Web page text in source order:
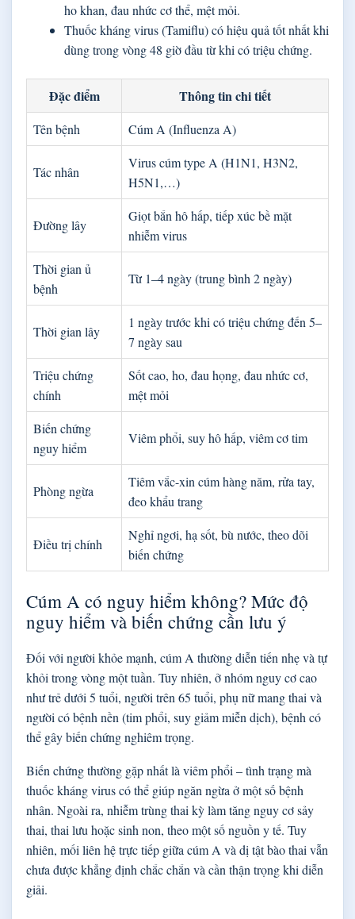
ho khan, đau nhức cơ thể, mệt mỏi.
Thuốc kháng virus (Tamiflu) có hiệu quả tốt nhất khi
dùng trong vòng 48 giờ đầu từ khi có triệu chứng.
Đặc điểm Thông tin chi tiết
Tên bệnh Cúm A (Influenza A)
Tác nhân
Virus cúm type A (H1N1, H3N2,
H5N1,…)
Đường lây
Giọt bắn hô hấp, tiếp xúc bề mặt
nhiễm virus
Thời gian ủ
bệnh
Từ 1–4 ngày (trung bình 2 ngày)
Thời gian lây
1 ngày trước khi có triệu chứng đến 5–
7 ngày sau
Triệu chứng
chính
Sốt cao, ho, đau họng, đau nhức cơ,
mệt mỏi
Biến chứng
nguy hiểm
Viêm phổi, suy hô hấp, viêm cơ tim
Phòng ngừa
Tiêm vắc-xin cúm hàng năm, rửa tay,
đeo khẩu trang
Điều trị chính
Nghỉ ngơi, hạ sốt, bù nước, theo dõi
biến chứng
Cúm A có nguy hiểm không? Mức độ
nguy hiểm và biến chứng cần lưu ý
Đối với người khỏe mạnh, cúm A thường diễn tiến nhẹ và tự
khỏi trong vòng một tuần. Tuy nhiên, ở nhóm nguy cơ cao
như trẻ dưới 5 tuổi, người trên 65 tuổi, phụ nữ mang thai và
người có bệnh nền (tim phổi, suy giảm miễn dịch), bệnh có
thể gây biến chứng nghiêm trọng.
Biến chứng thường gặp nhất là viêm phổi – tình trạng mà
thuốc kháng virus có thể giúp ngăn ngừa ở một số bệnh
nhân. Ngoài ra, nhiễm trùng thai kỳ làm tăng nguy cơ sảy
thai, thai lưu hoặc sinh non, theo một số nguồn y tế. Tuy
nhiên, mối liên hệ trực tiếp giữa cúm A và dị tật bào thai vẫn
chưa được khẳng định chắc chắn và cần thận trọng khi diễn
giải.